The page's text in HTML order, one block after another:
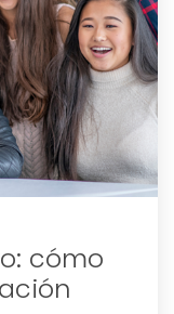
cómo